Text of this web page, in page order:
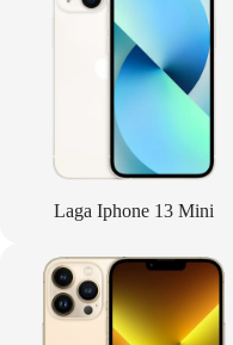
Laga Iphone 13 Mini